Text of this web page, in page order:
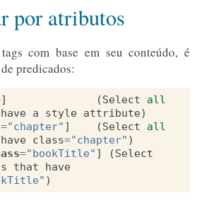
por atributos
com base em seu conteúdo, é
predicados:
] (Select
all
have a style attribute)
="chapter" ] (Select
all
have class="chapter" )
="bookTitle" ] (Select
that
have
)